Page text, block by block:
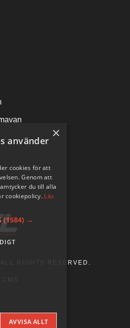
RIGHTS RESERVED.
×
använder
cookies för att
Genom att
du till alla
cookiepolicy. Läs
(1584) →
AVVISA ALLT